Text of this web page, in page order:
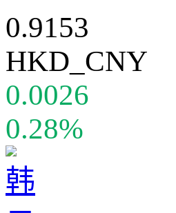
0.9153
HKD_CNY
0.0026
0.28%